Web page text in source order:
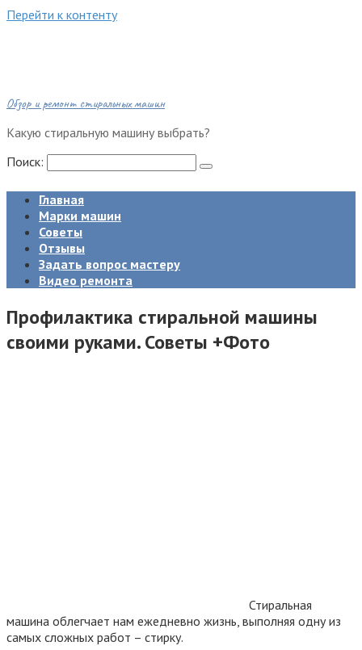
Перейти к контенту
Обзор и ремонт стиральных машин
Какую стиральную машину выбрать?
Поиск:
Главная
Марки машин
Советы
Отзывы
Задать вопрос мастеру
Видео ремонта
Профилактика стиральной машины
своими руками. Советы +Фото
Стиральная
машина облегчает нам ежедневно жизнь, выполняя одну из
самых сложных работ – стирку.